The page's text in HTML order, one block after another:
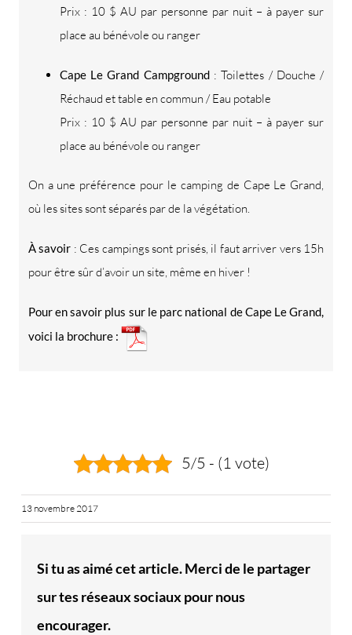
Prix : 10 $ AU par personne par nuit – à payer sur
place au bénévole ou ranger
Cape Le Grand Campground: Toilettes / Douche /
Réchaud et table en commun / Eau potable
Prix : 10 $ AU par personne par nuit – à payer sur
place au bénévole ou ranger
On a une préférence pour le camping de Cape Le Grand,
où les sites sont séparés par de la végétation.
À savoir : Ces campings sont prisés, il faut arriver vers 15h
pour être sûr d’avoir un site, même en hiver !
Pour en savoir plus sur le parc national de Cape Le Grand,
voici la brochure :
5/5 - (1 vote)
13 novembre 2017
Si tu as aimé cet article. Merci de le partager
sur tes réseaux sociaux pour nous
encourager.